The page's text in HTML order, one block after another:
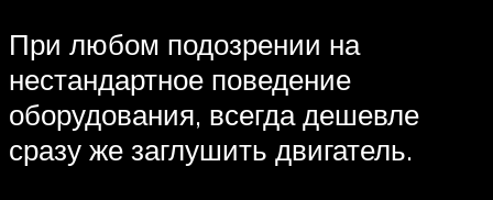
При любом подозрении на
нестандартное поведение
оборудования, всегда дешевле
сразу же заглушить двигатель.